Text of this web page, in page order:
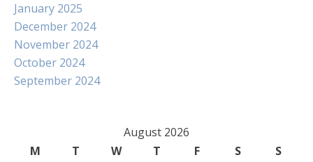
January 2025
December 2024
November 2024
October 2024
September 2024
August 2026
M
T W T F S
S